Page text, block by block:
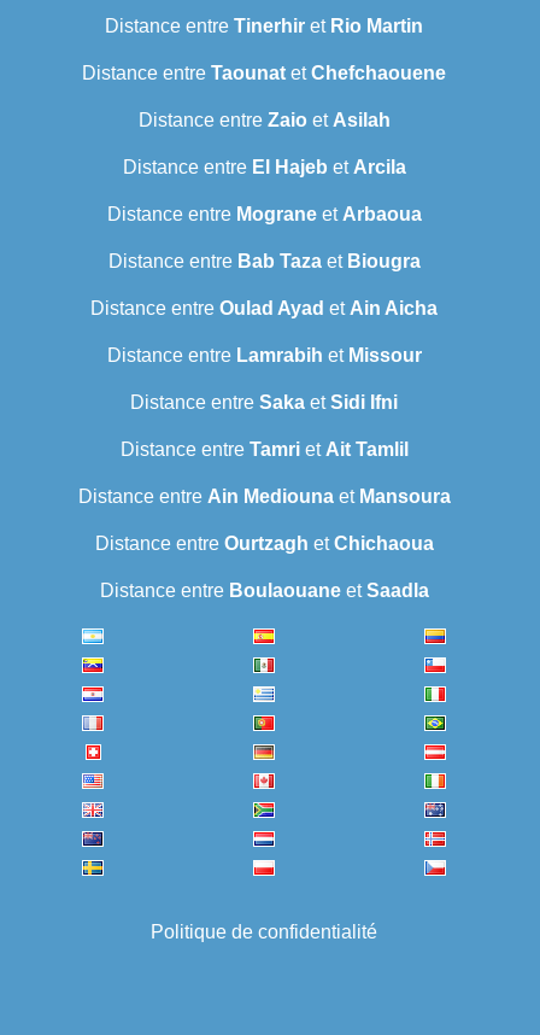
Distance entre Tinerhir et Rio Martin
Distance entre Taounat etChefchaouene
Distance entre Zaio et Asilah
Distance entre El Hajeb et Arcila
Distance entre Mograneet Arbaoua
Distance entre Bab Tazaet Biougra
Distance entre Oulad Ayad et Ain Aicha
Distance entre Lamrabih et Missour
Distance entre Saka etSidi Ifni
Distance entre Tamriet Ait Tamlil
Distance entre Ain Mediounaet Mansoura
Distance entre Ourtzagh etChichaoua
Distance entre BoulaouaneetSaadla
Politique de confidentialité